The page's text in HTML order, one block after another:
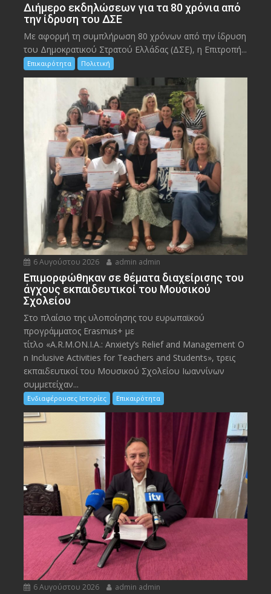
Διήμερο εκδηλώσεων για τα 80 χρόνια από
την ίδρυση του ΔΣΕ
Με αφορμή τη συμπλήρωση 80 χρόνων από την ίδρυση
του Δημοκρατικού Στρατού Ελλάδας (ΔΣΕ), η Επιτροπή...
Επικαιρότητα Πολιτική
6 Αυγούστου 2026 admin admin
Eπιμορφώθηκαν σε θέματα διαχείρισης του
άγχους εκπαιδευτικοί του Μουσικού
Σχολείου
Στο πλαίσιο της υλοποίησης του ευρωπαϊκού
προγράμματος Erasmus+ με
τίτλο «A.R.M.ON.I.A.: Anxiety’s Relief and Management O
n Inclusive Activities for Teachers and Students», τρεις
εκπαιδευτικοί του Μουσικού Σχολείου Ιωαννίνων
συμμετείχαν...
Ενδιαφέρουσες Ιστορίες Επικαιρότητα
6 Αυγούστου 2026 admin admin